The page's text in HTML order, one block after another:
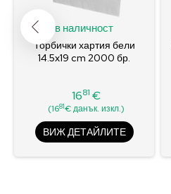
в наличност
Торбички хартия бели
14.5x19 cm 2000 бр.
Цена
1681 €
(1681€ данък. изкл.)
ВИЖ ДЕТАЙЛИТЕ